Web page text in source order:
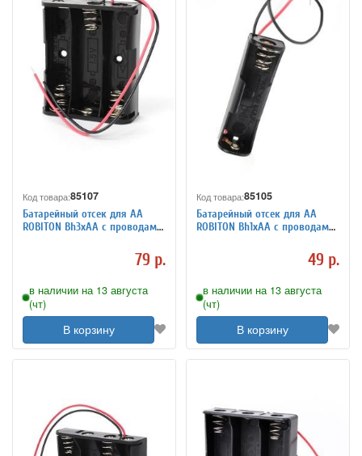
Код товара:85107
Батарейный отсек для АА
ROBITON Bh3xAA с проводами
79 р.
в наличии на 13 августа
(чт)
В корзину
Код товара:85105
Батарейный отсек для АА
ROBITON Bh1xAA с проводами
49 р.
в наличии на 13 августа
(чт)
В корзину